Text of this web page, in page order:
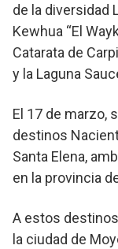
de la diversidad
Kewhua “El
Catarata de
y la Laguna
El 17 de marzo,
destinos
Santa Elena,
en la provincia
A estos
la ciudad de